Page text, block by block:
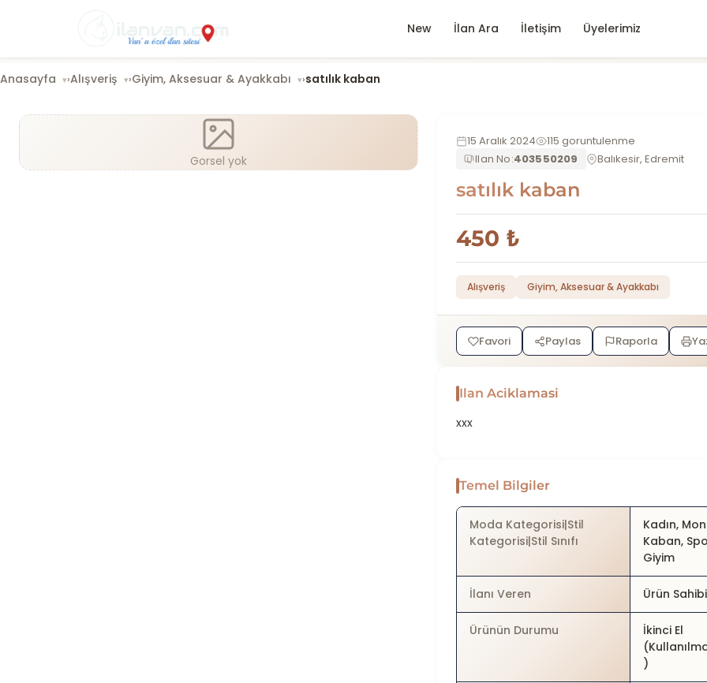
New İlan Ara İletişim Üyelerimiz
Anasayfa ›Alışveriş ›Giyim, Aksesuar & Ayakkabı ›satılık kaban
Gorsel yok
15 Aralık 2024
115 goruntulenme
Ilan No:403550209 Balıkesir, Edremit
satılık kaban
450 ₺
Alışveriş Giyim, Aksesuar & Ayakkabı
Favori Paylas Raporla
Ilan Aciklamasi
xxx
Temel Bilgiler
Moda Kategorisi|Stil
Kategorisi|Stil Sınıfı
Kadın,
Kaban,
Giyim
İlanı Veren Ürün Sahibi
Ürünün Durumu
İkinci El
)